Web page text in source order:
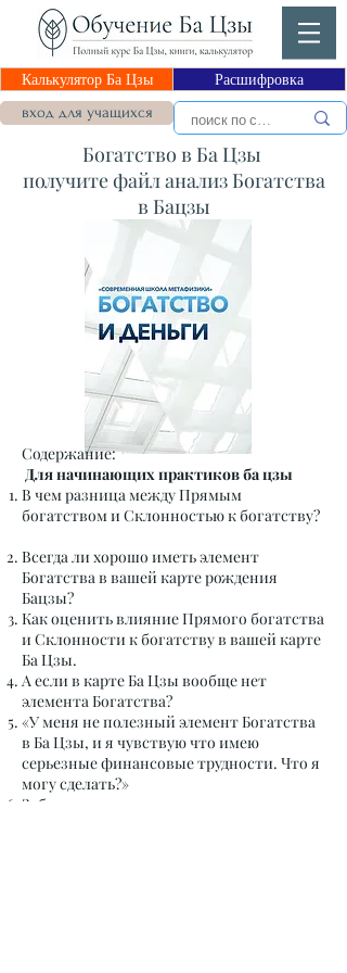
Калькулятор Ба Цзы Расшифровка
вход для учащихся
Богатство в Ба Цзы
получите файл анализ Богатства
в Бацзы
Содержание:
Для начинающих практиков ба цзы
В чем разница между Прямым
богатством и Склонностью к богатству?
Всегда ли хорошо иметь элемент
Богатства в вашей карте рождения
Бацзы?
Как оценить влияние Прямого богатства
и Склонности к богатству в вашей карте
Ба Цзы.
А если в карте Ба Цзы вообще нет
элемента Богатства?
«У меня не полезный элемент Богатства
в Ба Цзы, и я чувствую что имею
серьезные финансовые трудности. Что я
могу сделать?»
Заблуждение связанное с деньгами